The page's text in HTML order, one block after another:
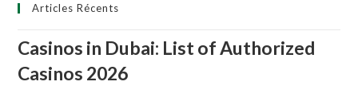
Articles Récents
Casinos in Dubai: List of Authorized
Casinos 2026